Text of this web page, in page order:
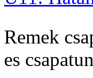
Remek
es